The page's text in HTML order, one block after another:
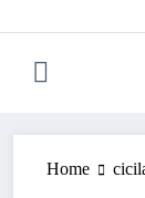
Home